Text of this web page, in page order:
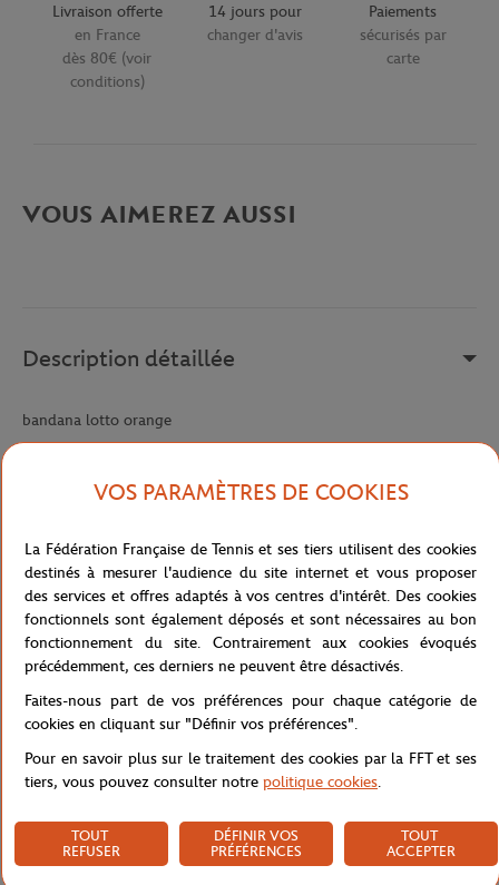
Livraison offerte
en France
dès 80€ (voir
conditions)
14 jours pour
changer d'avis
Paiements
sécurisés par
carte
VOUS AIMEREZ AUSSI
Description détaillée
bandana lotto orange
Caractéristiques
Livraison et retours
VOS PARAMÈTRES DE COOKIES
La Fédération Française de Tennis et ses tiers utilisent des cookies
destinés à mesurer l'audience du site internet et vous proposer
des services et offres adaptés à vos centres d'intérêt. Des cookies
fonctionnels sont également déposés et sont nécessaires au bon
fonctionnement du site. Contrairement aux cookies évoqués
précédemment, ces derniers ne peuvent être désactivés.
Faites-nous part de vos préférences pour chaque catégorie de
cookies en cliquant sur "Définir vos préférences".
Pour en savoir plus sur le traitement des cookies par la FFT et ses
tiers, vous pouvez consulter notre politique cookies.
TOUT
REFUSER
DÉFINIR VOS
PRÉFÉRENCES
TOUT
ACCEPTER